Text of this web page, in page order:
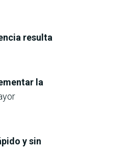
resulta
la
y sin